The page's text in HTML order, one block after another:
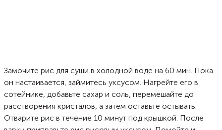
Замочите рис для суши в холодной воде на 60 мин. Пока
он настаивается, займитесь уксусом. Нагрейте его в
сотейнике, добавьте сахар и соль, перемешайте до
расстворения кристалов, а затем оставьте остывать.
Отварите рис в течение 10 минут под крышкой. После